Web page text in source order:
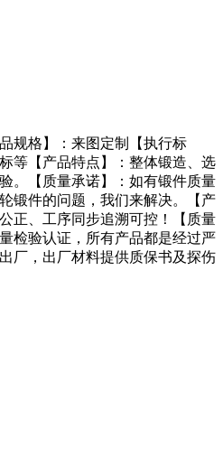
规格】：来图定制【执行标
等【产品特点】：整体锻造、选
。【质量承诺】：如有锻件质量
锻件的问题，我们来解决。【产
正、工序同步追溯可控！【质量
检验认证，所有产品都是经过严
厂，出厂材料提供质保书及探伤